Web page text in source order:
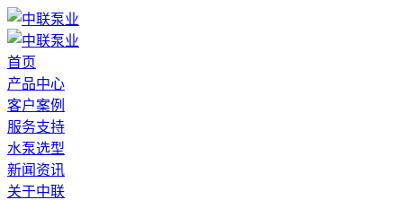
首页
产品中心
客户案例
服务支持
水泵选型
新闻资讯
关于中联